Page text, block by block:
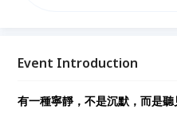
界， 再透過香氣，找到屬
Event Introduction
有一種寧靜，不是沉默，而是聽